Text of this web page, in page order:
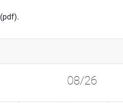
(pdf).
08/26